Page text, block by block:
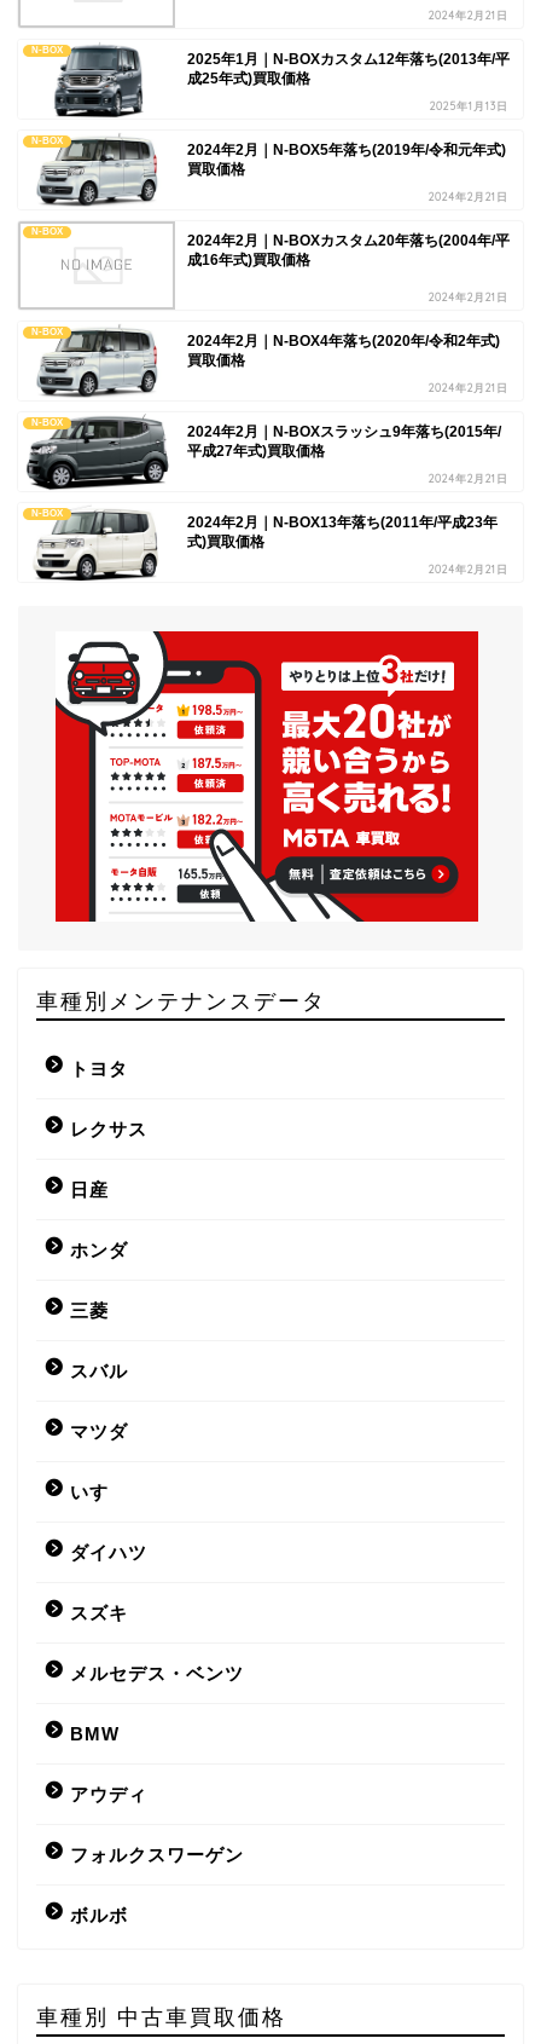
2024年2月21日
N-BOX
2025年1月｜N-BOXカスタム12年落ち(2013年/平
成25年式)買取価格
2025年1月13日
N-BOX
2024年2月｜N-BOX5年落ち(2019年/令和元年式)
買取価格
2024年2月21日
N-BOX
2024年2月｜N-BOXカスタム20年落ち(2004年/平
成16年式)買取価格
2024年2月21日
N-BOX
2024年2月｜N-BOX4年落ち(2020年/令和2年式)
買取価格
2024年2月21日
N-BOX
2024年2月｜N-BOXスラッシュ9年落ち(2015年/
平成27年式)買取価格
2024年2月21日
N-BOX
2024年2月｜N-BOX13年落ち(2011年/平成23年
式)買取価格
2024年2月21日
車種別メンテナンスデータ
トヨタ
レクサス
日産
ホンダ
三菱
スバル
マツダ
いすゞ
ダイハツ
スズキ
メルセデス・ベンツ
BMW
アウディ
フォルクスワーゲン
ボルボ
車種別 中古車買取価格